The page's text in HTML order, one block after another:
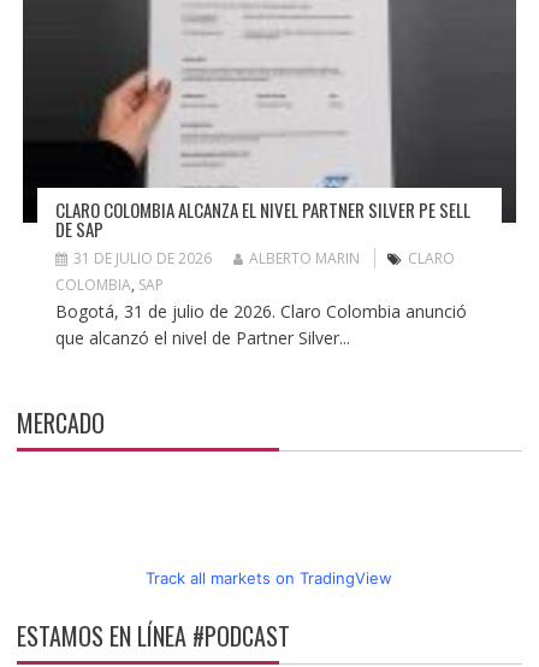
CLARO COLOMBIA ALCANZA EL NIVEL PARTNER SILVER PE SELL
DE SAP
31 DE JULIO DE 2026 ALBERTO MARIN
CLARO
COLOMBIA, SAP
Bogotá, 31 de julio de 2026. Claro Colombia anunció
que alcanzó el nivel de Partner Silver...
MERCADO
Track all markets on TradingView
ESTAMOS EN LÍNEA #PODCAST